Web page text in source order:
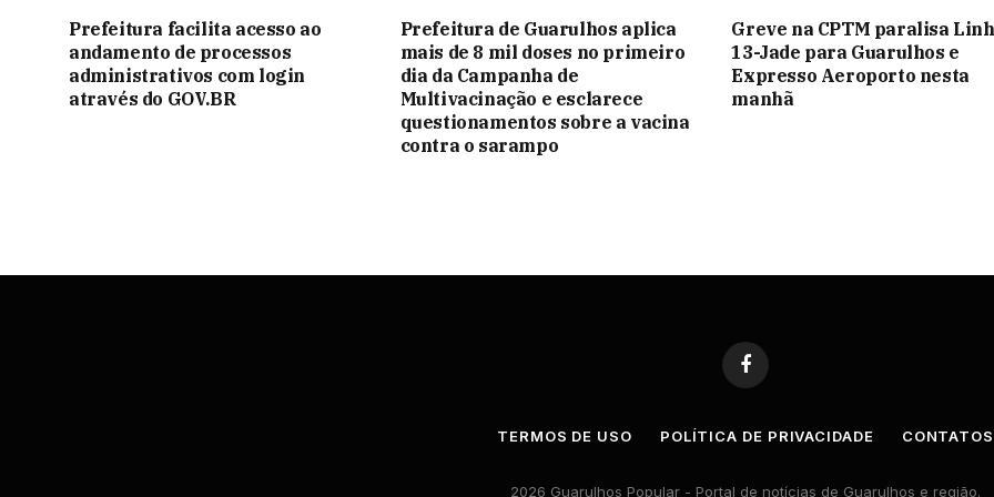
Prefeitura facilita acesso ao
andamento de processos
administrativos com login
através do GOV.BR
Prefeitura de Guarulhos aplica
mais de 8 mil doses no primeiro
dia da Campanha de
Multivacinação e esclarece
questionamentos sobre a vacina
contra o sarampo
Greve na CPTM paralisa
13-Jade para Guarulhos e
Expresso Aeroporto nesta
manhã
Facebook
TERMOS DE USO POLÍTICA DE PRIVACIDADE CONTATOS
2026 Guarulhos Popular - Portal de notícias de Guarulhos e região.